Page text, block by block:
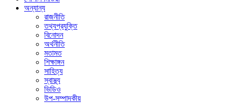
অন্যান্য
রাজনীতি
তথ্যপ্রযুক্তি
বিনোদন
অর্থনীতি
মতামত
শিক্ষাঙ্গন
সাহিত্য
স্বাস্থ্য
ভিডিও
উপ-সম্পাদকীয়